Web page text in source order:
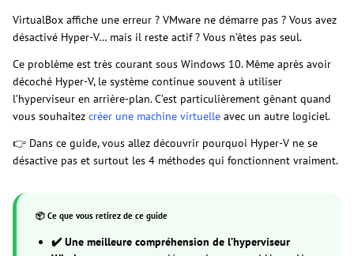
VirtualBox affiche une erreur ? VMware ne démarre pas ? Vous avez
désactivé Hyper-V… mais il reste actif ? Vous n’êtes pas seul.
Ce problème est très courant sous Windows 10. Même après avoir
décoché Hyper-V, le système continue souvent à utiliser
l’hyperviseur en arrière-plan. C’est particulièrement gênant quand
vous souhaitez créer une machine virtuelle avec un autre logiciel.
👉 Dans ce guide, vous allez découvrir pourquoi Hyper-V ne se
désactive pas et surtout les 4 méthodes qui fonctionnent vraiment.
📦 Ce que vous retirez de ce guide
✔️ Une meilleure compréhension de l’hyperviseur